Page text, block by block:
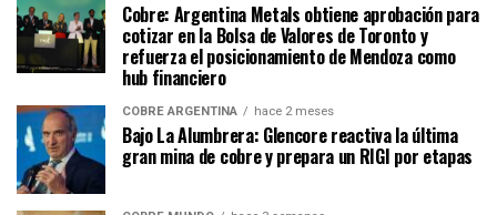
Cobre: Argentina Metals obtiene aprobación para
cotizar en la Bolsa de Valores de Toronto y
refuerza el posicionamiento de Mendoza como
hub financiero
COBRE ARGENTINA hace 2 meses
Bajo La Alumbrera: Glencore reactiva la última
gran mina de cobre y prepara un RIGI por etapas